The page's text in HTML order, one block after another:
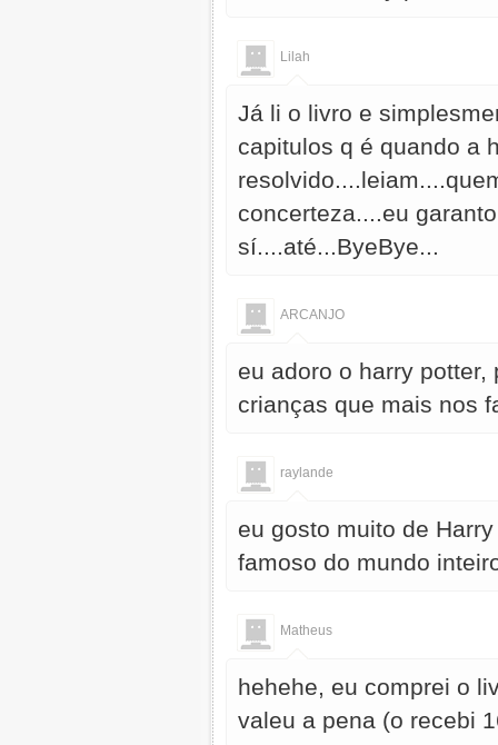
Lilah
Já li o livro e
capitulos q é quando a
concerteza....eu
sí....até...ByeBye...
ARCANJO
eu adoro o harry
crianças que mais nos
raylande
eu gosto muito de
famoso do mundo
Matheus
hehehe, eu comprei o
valeu a pena (o recebi